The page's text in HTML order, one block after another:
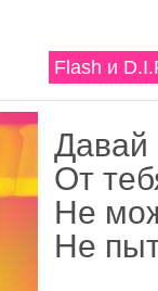
Flash и
Давай
От
Не
Не